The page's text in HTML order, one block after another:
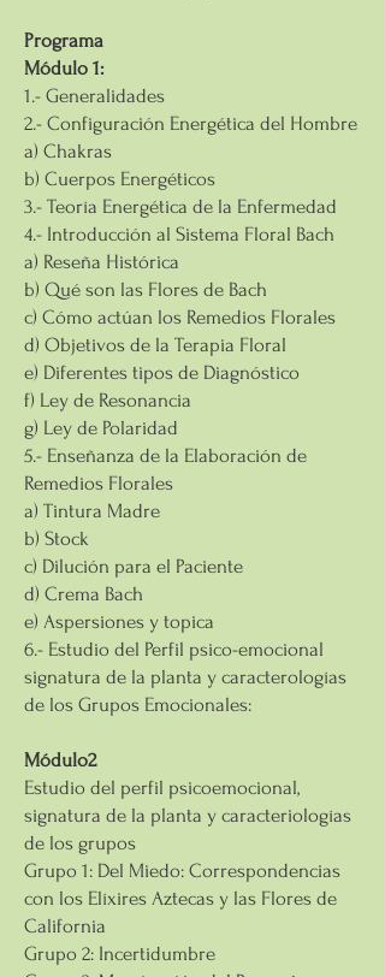
Programa
Módulo 1:
1.- Generalidades
2.- Configuración Energética del Hombre
a) Chakras
b) Cuerpos Energéticos
3.- Teoría Energética de la Enfermedad
4.- Introducción al Sistema Floral Bach
a) Reseña Histórica
b) Qué son las Flores de Bach
c) Cómo actúan los Remedios Florales
d) Objetivos de la Terapia Floral
e) Diferentes tipos de Diagnóstico
f) Ley de Resonancia
g) Ley de Polaridad
5.- Enseñanza de la Elaboración de
Remedios Florales
a) Tintura Madre
b) Stock
c) Dilución para el Paciente
d) Crema Bach
e) Aspersiones y topica
6.- Estudio del Perfil psico-emocional
signatura de la planta y caracterologías
de los Grupos Emocionales:
Módulo2
Estudio del perfil psicoemocional,
signatura de la planta y caracteriologías
de los grupos
Grupo 1: Del Miedo: Correspondencias
con los Elíxires Aztecas y las Flores de
California
Grupo 2: Incertidumbre